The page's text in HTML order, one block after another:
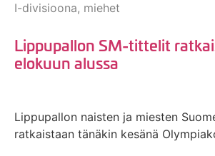
I-divisioona, miehet
Lippupallon SM-tittelit
elokuun alussa
Lippupallon naisten ja miesten
ratkaistaan tänäkin kesänä